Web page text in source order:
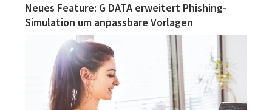
Neues Feature: G DATA erweitert Phishing-
Simulation um anpassbare Vorlagen